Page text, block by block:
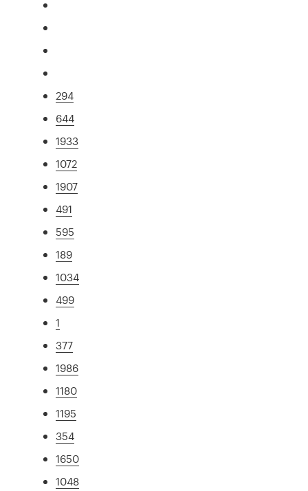
294
644
1933
1072
1907
491
595
189
1034
499
1
377
1986
1180
1195
354
1650
1048